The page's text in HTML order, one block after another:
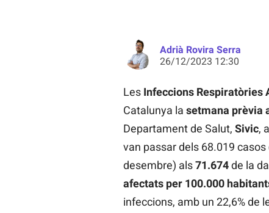
Adrià Rovira Serra
26/12/2023 12:30
LesInfeccions Respiratòries
Catalunya la setmana prèvia
Departament de Salut, Sivic,
van passar dels 68.019
desembre) als71.674de la
afectats per 100.000
infeccions, amb un 22,6% de